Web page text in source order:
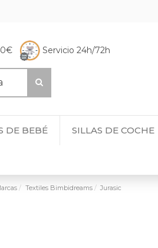
Servicio 24h/72h
DE BEBÉ SILLAS DE COCHE
Textiles Bimbidreams Jurasic